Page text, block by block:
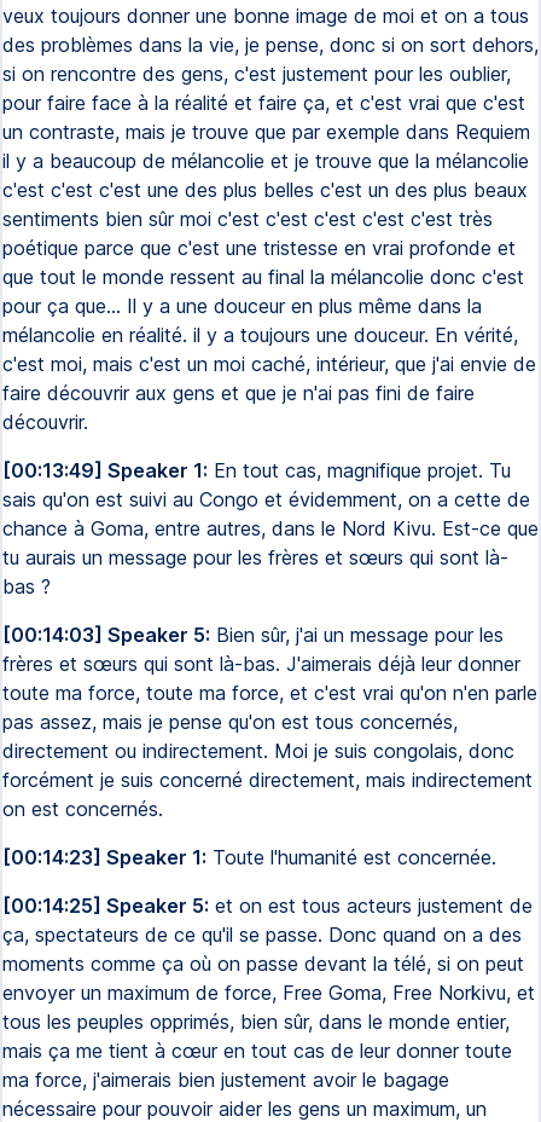
veux toujours donner une bonne image de moi et on a tous
des problèmes dans la vie, je pense, donc si on sort dehors,
si on rencontre des gens, c'est justement pour les oublier,
pour faire face à la réalité et faire ça, et c'est vrai que c'est
un contraste, mais je trouve que par exemple dans Requiem
il y a beaucoup de mélancolie et je trouve que la mélancolie
c'est c'est c'est une des plus belles c'est un des plus beaux
sentiments bien sûr moi c'est c'est c'est c'est c'est très
poétique parce que c'est une tristesse en vrai profonde et
que tout le monde ressent au final la mélancolie donc c'est
pour ça que... Il y a une douceur en plus même dans la
mélancolie en réalité. il y a toujours une douceur. En vérité,
c'est moi, mais c'est un moi caché, intérieur, que j'ai envie de
faire découvrir aux gens et que je n'ai pas fini de faire
découvrir.
[00:13:49] Speaker 1: En tout cas, magnifique projet. Tu
sais qu'on est suivi au Congo et évidemment, on a cette de
chance à Goma, entre autres, dans le Nord Kivu. Est-ce que
tu aurais un message pour les frères et sœurs qui sont là-
bas ?
[00:14:03] Speaker 5: Bien sûr, j'ai un message pour les
frères et sœurs qui sont là-bas. J'aimerais déjà leur donner
toute ma force, toute ma force, et c'est vrai qu'on n'en parle
pas assez, mais je pense qu'on est tous concernés,
directement ou indirectement. Moi je suis congolais, donc
forcément je suis concerné directement, mais indirectement
on est concernés.
[00:14:23] Speaker 1: Toute l'humanité est concernée.
[00:14:25] Speaker 5: et on est tous acteurs justement de
ça, spectateurs de ce qu'il se passe. Donc quand on a des
moments comme ça où on passe devant la télé, si on peut
envoyer un maximum de force, Free Goma, Free Norkivu, et
tous les peuples opprimés, bien sûr, dans le monde entier,
mais ça me tient à cœur en tout cas de leur donner toute
ma force, j'aimerais bien justement avoir le bagage
nécessaire pour pouvoir aider les gens un maximum, un